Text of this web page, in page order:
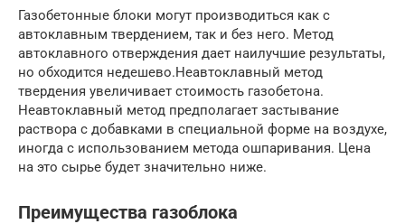
Газобетонные блоки могут производиться как с
автоклавным твердением, так и без него. Метод
автоклавного отверждения дает наилучшие результаты,
но обходится недешево.Неавтоклавный метод
твердения увеличивает стоимость газобетона.
Неавтоклавный метод предполагает застывание
раствора с добавками в специальной форме на воздухе,
иногда с использованием метода ошпаривания. Цена
на это сырье будет значительно ниже.
Преимущества газоблока